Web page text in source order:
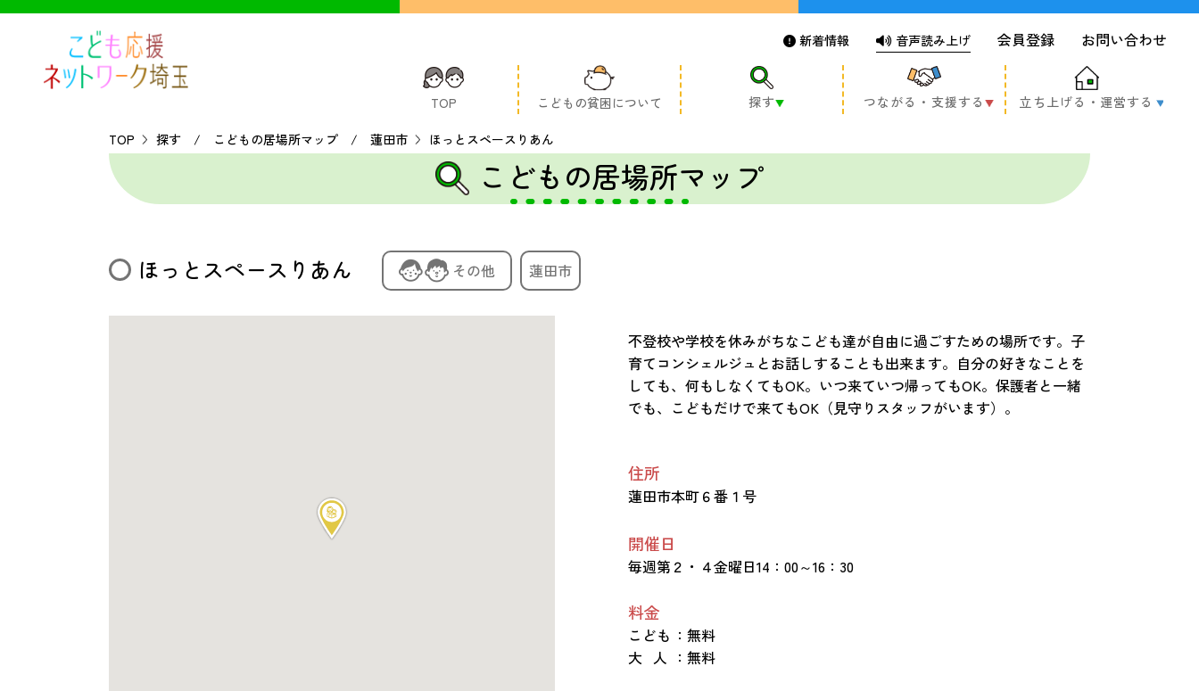
新着情報 音声読み上げ 会員登録 お問い合わせ
TOP こどもの貧困について 探す つながる・支援する 立ち上げる・運営する
TOP 探す / こどもの居場所マップ / 蓮田市 ほっとスペースりあん
こどもの居場所マップ
ほっとスペースりあん その他 蓮田市
不登校や学校を休みがちなこども達が自由に過ごすための場所です。子
育てコンシェルジュとお話しすることも出来ます。自分の好きなことを
しても、何もしなくてもOK。いつ来ていつ帰ってもOK。保護者と一緒
でも、こどもだけで来てもOK（見守りスタッフがいます）。
住所
蓮田市本町６番１号
開催日
毎週第２・４金曜日14：00～16：30
料金
こども ：無料
大 人 ：無料